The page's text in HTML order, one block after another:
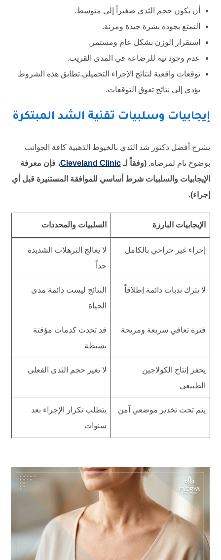
أن يكون حجم الثدي صغيراً إلى متوسط.
التمتع بجودة بشرة جيدة ومرنة.
استقرار الوزن بشكل عام ومستمر.
عدم وجود نية للرضاعة في المدى القريب.
توقعات واقعية لنتائج الإجراء التجميلي.تطابق هذه الشروط
يؤدي إلى نتائج تفوق التوقعات.
إيجابيات وسلبيات تقنية الشد المبتكرة
يشرح أفضل دكتور شد الثدي بالخيوط الذهبية كافة الجوانب
بوضوح تام لمرضاه.(وفقاً لـCleveland Clinic، فإن معرفة
الإيجابيات والسلبيات شرط أساسي للموافقة المستنيرة قبل أي
إجراء).
الإيجابيات البارزة السلبيات والمحددات
إجراء غير جراحي بالكامل
لا يعالج الترهلات الشديدة
جداً
لا يترك ندبات دائمة إطلاقاً
النتائج ليست دائمة مدى
الحياة
فترة تعافي سريعة ومريحة
قد تحدث كدمات مؤقتة
بسيطة
يحفز إنتاج الكولاجين
الطبيعي
لا يغير حجم الثدي الفعلي
يتم تحت تخدير موضعي آمن
يتطلب تكرار الإجراء بعد
سنوات